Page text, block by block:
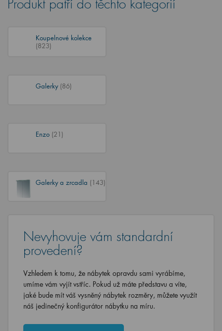
Produkt patří do těchto kategorií
Koupelnové kolekce
(823)
Galerky (86)
Enzo (21)
Galerky a zrcadla (143)
Nevyhovuje vám standardní
provedení?
Vzhledem k tomu, že nábytek opravdu sami vyrábíme,
umíme vám vyjít vstříc. Pokud už máte představu a víte,
jaké bude mít váš vysněný nábytek rozměry, můžete využít
náš jedinečný konfigurátor nábytku na míru.